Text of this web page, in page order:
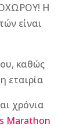
Η
είναι
καθώς
εταιρία
χρόνια
Marathon